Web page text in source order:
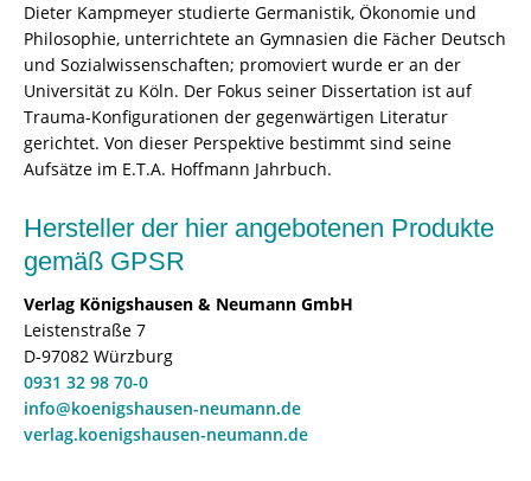
Dieter Kampmeyer studierte Germanistik, Ökonomie und
Philosophie, unterrichtete an Gymnasien die Fächer Deutsch
und Sozialwissenschaften; promoviert wurde er an der
Universität zu Köln. Der Fokus seiner Dissertation ist auf
Trauma-Konfigurationen der gegenwärtigen Literatur
gerichtet. Von dieser Perspektive bestimmt sind seine
Aufsätze im E.T.A. Hoffmann Jahrbuch.
Hersteller der hier angebotenen Produkte
gemäß GPSR
Verlag Königshausen & Neumann GmbH
Leistenstraße 7
D-97082 Würzburg
0931 32 98 70-0
info@koenigshausen-neumann.de
verlag.koenigshausen-neumann.de